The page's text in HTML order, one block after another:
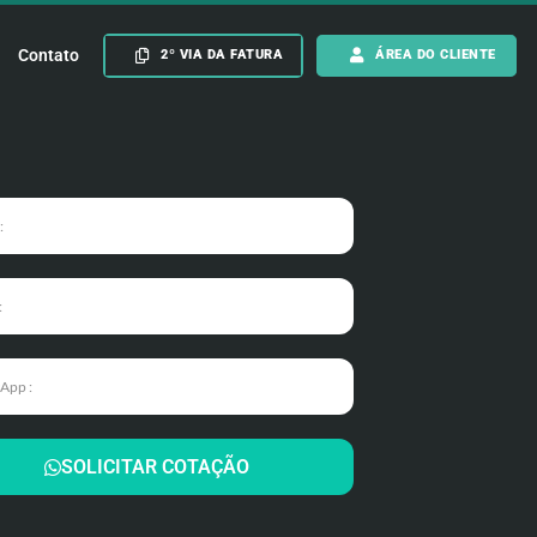
Contato 2º VIA DA FATURA ÁREA DO CLIENTE
SOLICITAR COTAÇÃO